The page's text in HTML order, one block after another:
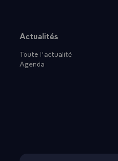
Plan du site
Actualités
Toute l'actualité
Agenda